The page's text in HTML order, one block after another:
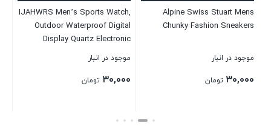
Alpine Swiss Stuart Mens
Chunky Fashion Sneakers
موجود در انبار
۳۰,۰۰۰ تومان
IJAHWRS Men’s Sports Watch,
Outdoor Waterproof Digital
Display Quartz Electronic
موجود در انبار
۳۰,۰۰۰ تومان
بستن